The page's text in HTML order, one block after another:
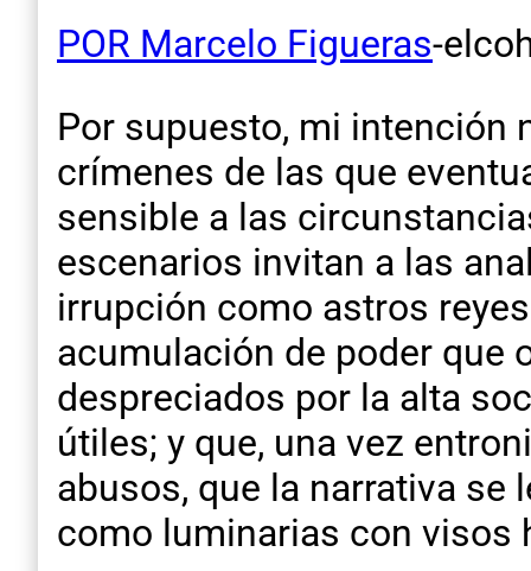
POR Marcelo Figueras-
Por supuesto, mi intención
crímenes de las que
sensible a las
escenarios invitan a las
irrupción como astros
acumulación de poder que
despreciados por la alta
útiles; y que, una vez
abusos, que la narrativa se
como luminarias con visos